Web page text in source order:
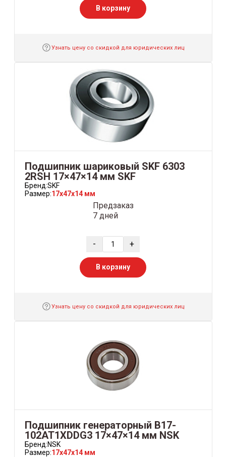
В корзину
Узнать цену со скидкой для юридических лиц
Подшипник шариковый SKF 6303
2RSH 17×47×14 мм SKF
Бренд:SKF
Размер:17x47x14 мм
Предзаказ
7 дней
- +
В корзину
Узнать цену со скидкой для юридических лиц
Подшипник генераторный B17-
102AT1XDDG3 17×47×14 мм NSK
Бренд:NSK
Размер:17x47x14 мм